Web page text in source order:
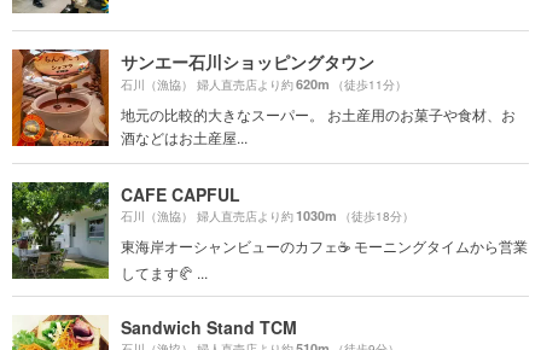
サンエー石川ショッピングタウン
石川（漁協） 婦人直売店より約620m （徒歩11分）
地元の比較的大きなスーパー。 お土産用のお菓子や食材、お
酒などはお土産屋...
CAFE CAPFUL
石川（漁協） 婦人直売店より約1030m （徒歩18分）
東海岸オーシャンビューのカフェ☕️ モーニングタイムから営業
してます🥐 ...
Sandwich Stand TCM